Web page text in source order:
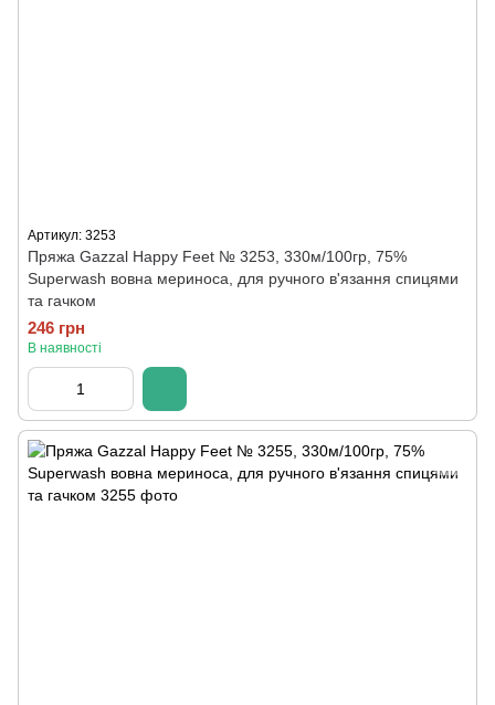
Артикул: 3253
Пряжа Gazzal Happy Feet № 3253, 330м/100гр, 75%
Superwash вовна мериноса, для ручного в'язання спицями
та гачком
246 грн
В наявності